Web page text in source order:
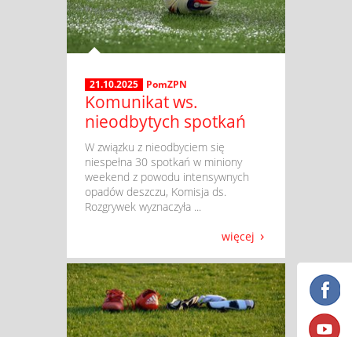
21.10.2025 PomZPN
Komunikat ws.
nieodbytych spotkań
​ W związku z nieodbyciem się
niespełna 30 spotkań w miniony
weekend z powodu intensywnych
opadów deszczu, Komisja ds.
Rozgrywek wyznaczyła ...
więcej